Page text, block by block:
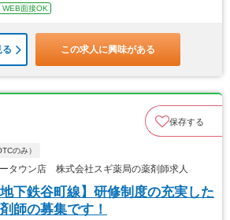
WEB面接OK
る この求人に興味がある
保存する
のみ）
タウン店 株式会社スギ薬局の薬剤師求人
下鉄谷町線】研修制度の充実した
師の募集です！